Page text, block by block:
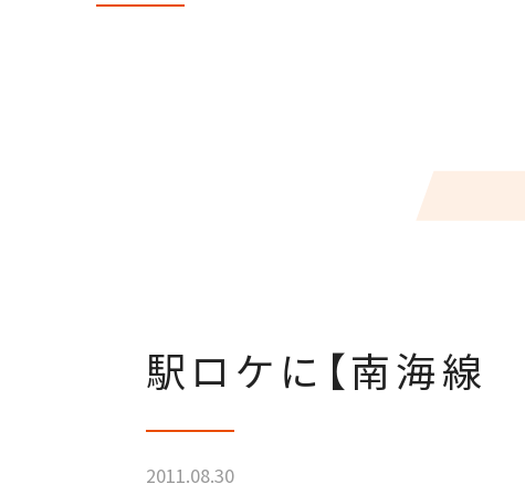
駅ロケに【南海線
2011.08.30